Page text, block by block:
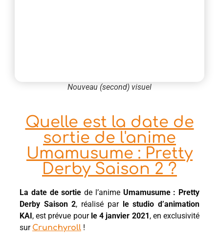
Nouveau (second) visuel
Quelle est la date de
sortie de l'anime
Umamusume : Pretty
Derby Saison 2 ?
La date de sortie de l’anime Umamusume : Pretty
Derby Saison 2, réalisé par le studio d’animation
KAI, est prévue pour le 4 janvier 2021, en exclusivité
sur Crunchyroll !